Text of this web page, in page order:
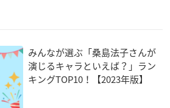
ハートキャッチプリ
みんなが選ぶ「桑島法子さんが
演じるキャラといえば？」ラン
キングTOP10！【2023年版】